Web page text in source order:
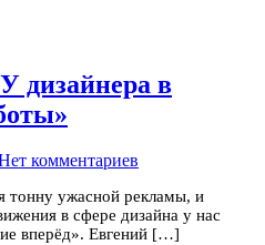
дизайнера в
комментариев
тонну ужасной рекламы, и
в сфере дизайна у нас
вперёд». Евгений […]